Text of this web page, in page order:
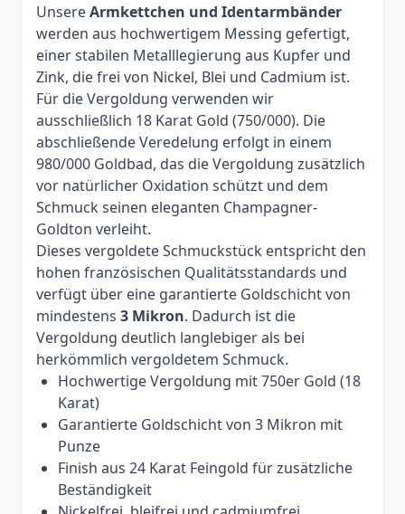
UnsereArmkettchen und Identarmbänder
werden aus hochwertigem Messing gefertigt,
einer stabilen Metalllegierung aus Kupfer und
Zink, die frei von Nickel, Blei und Cadmium ist.
Für die Vergoldung verwenden wir
ausschließlich 18 Karat Gold (750/000). Die
abschließende Veredelung erfolgt in einem
980/000 Goldbad, das die Vergoldung zusätzlich
vor natürlicher Oxidation schützt und dem
Schmuck seinen eleganten Champagner-
Goldton verleiht.
Dieses vergoldete Schmuckstück entspricht den
hohen französischen Qualitätsstandards und
verfügt über eine garantierte Goldschicht von
mindestens 3 Mikron. Dadurch ist die
Vergoldung deutlich langlebiger als bei
herkömmlich vergoldetem Schmuck.
Hochwertige Vergoldung mit 750er Gold (18
Karat)
Garantierte Goldschicht von 3 Mikron mit
Punze
Finish aus 24 Karat Feingold für zusätzliche
Beständigkeit